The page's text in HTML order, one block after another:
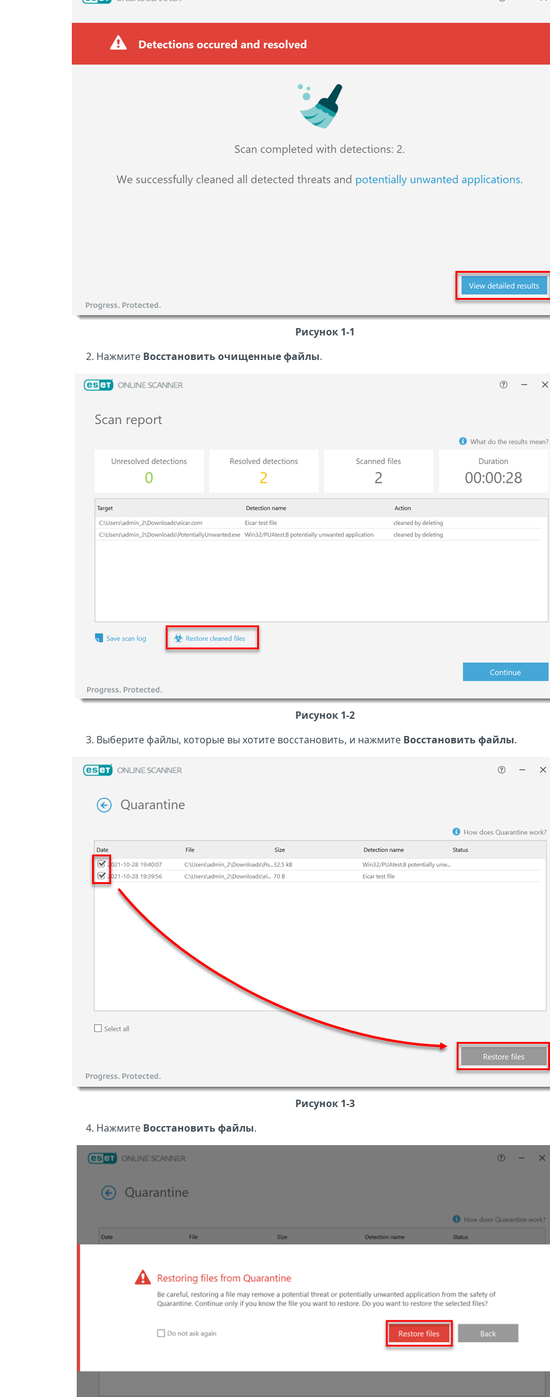
Рисунок 1-1
Нажмите Восстановить очищенные файлы.
Рисунок 1-2
Выберите файлы, которые вы хотите восстановить, и нажмите Восстановить файлы.
Рисунок 1-3
Нажмите Восстановить файлы.